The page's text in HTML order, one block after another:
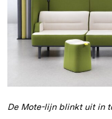
De Mote-lijn blinkt uit in